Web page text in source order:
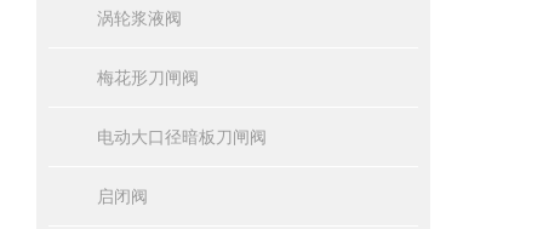
涡轮浆液阀
梅花形刀闸阀
电动大口径暗板刀闸阀
启闭阀